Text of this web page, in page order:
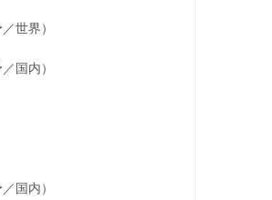
世界）
国内）
国内）